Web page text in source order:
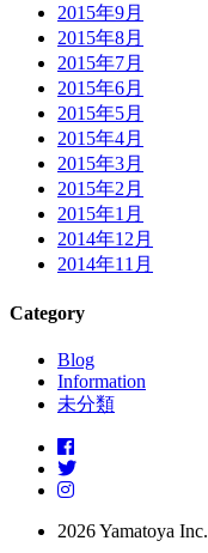
2015年9月
2015年8月
2015年7月
2015年6月
2015年5月
2015年4月
2015年3月
2015年2月
2015年1月
2014年12月
2014年11月
Category
Blog
Information
未分類
2026 Yamatoya Inc.